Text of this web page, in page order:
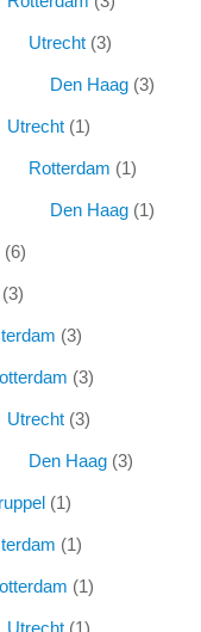
Utrecht 3
Den Haag 3
Utrecht 1
Rotterdam 1
Den Haag 1
6
3
3
3
Utrecht 3
Den Haag 3
1
1
1
Utrecht 1